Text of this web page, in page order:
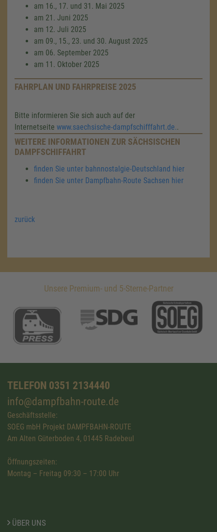
am 16., 17. und 31. Mai 2025
am 21. Juni 2025
am 12. Juli 2025
am 09., 15., 23. und 30. August 2025
am 06. September 2025
am 11. Oktober 2025
FAHRPLAN UND FAHRPREISE 2025
Bitte informieren Sie sich auch auf der
Internetseite www.saechsische-dampfschifffahrt.de..
WEITERE INFORMATIONEN ZUR SÄCHSISCHEN
DAMPFSCHIFFAHRT
finden Sie unter bahnnostalgie-Deutschland hier
finden Sie unter Dampfbahn-Route Sachsen hier
zurück
Unsere Premium- und 5-Sterne-Partner
TELEFON 0351 2134440
info@dampfbahn-route.de
Geschäftsstelle:
SOEG mbH Projekt DAMPFBAHN-ROUTE
Am Alten Güterboden 4, 01445 Radebeul
Öffnungszeiten:
Montag – Freitag 09:30 – 17:00 Uhr
ÜBER UNS